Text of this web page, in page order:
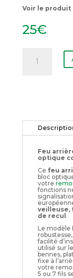
Voir le produit
25€
Feu
optique
Ce feu
bloc
votre
fonctions
veilleuse,
de recul .
Le modèle
facilité
utilisé sur
bennes,
fixe à
votre
5 ou 7 fils